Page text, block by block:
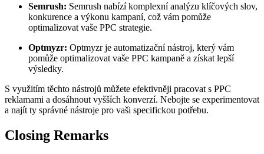
Semrush: Semrush nabízí komplexní analýzu klíčových slov,
konkurence a výkonu kampaní, což vám pomůže
optimalizovat vaše PPC strategie.
Optmyzr: Optmyzr je automatizační nástroj, který vám
pomůže optimalizovat vaše PPC kampaně a získat lepší
výsledky.
S využitím těchto nástrojů můžete efektivněji pracovat s PPC
reklamami a dosáhnout vyšších konverzí. Nebojte se experimentovat
a najít ty správné nástroje pro vaši specifickou potřebu.
Closing Remarks